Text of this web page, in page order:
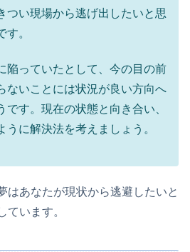
つい現場から逃げ出したいと思
す。
陥っていたとして、今の目の前
ないことには状況が良い方向へ
です。現在の状態と向き合い、
うに解決法を考えましょう。
はあなたが現状から逃避したいと
ています。